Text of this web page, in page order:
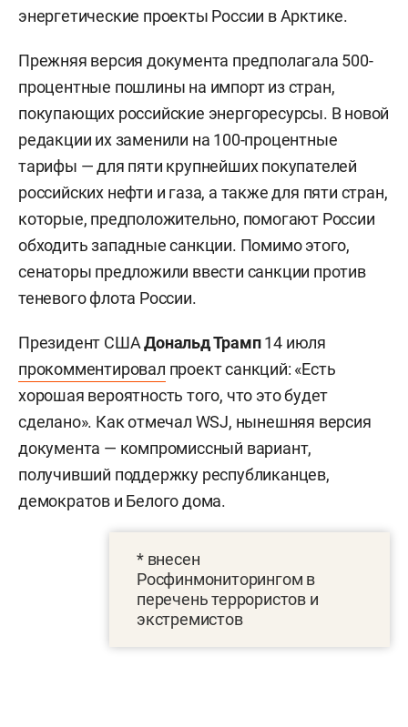
энергетические проекты России в Арктике.
Прежняя версия документа предполагала 500-
процентные пошлины на импорт из стран,
покупающих российские энергоресурсы. В новой
редакции их заменили на 100-процентные
тарифы — для пяти крупнейших покупателей
российских нефти и газа, а также для пяти стран,
которые, предположительно, помогают России
обходить западные санкции. Помимо этого,
сенаторы предложили ввести санкции против
теневого флота России.
Президент СШАДональд Трамп14 июля
прокомментировал проект санкций: «Есть
хорошая вероятность того, что это будет
сделано». Как отмечал WSJ, нынешняя версия
документа — компромиссный вариант,
получивший поддержку республиканцев,
демократов и Белого дома.
* внесен
Росфинмониторингом в
перечень террористов и
экстремистов